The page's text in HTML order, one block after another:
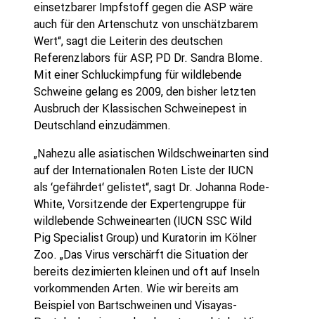
einsetzbarer Impfstoff gegen die ASP wäre
auch für den Artenschutz von unschätzbarem
Wert“, sagt die Leiterin des deutschen
Referenzlabors für ASP, PD Dr. Sandra Blome.
Mit einer Schluckimpfung für wildlebende
Schweine gelang es 2009, den bisher letzten
Ausbruch der Klassischen Schweinepest in
Deutschland einzudämmen.
„Nahezu alle asiatischen Wildschweinarten sind
auf der Internationalen Roten Liste der IUCN
als ‘gefährdet‘ gelistet“, sagt Dr. Johanna Rode-
White, Vorsitzende der Expertengruppe für
wildlebende Schweinearten (IUCN SSC Wild
Pig Specialist Group) und Kuratorin im Kölner
Zoo. „Das Virus verschärft die Situation der
bereits dezimierten kleinen und oft auf Inseln
vorkommenden Arten. Wie wir bereits am
Beispiel von Bartschweinen und Visayas-